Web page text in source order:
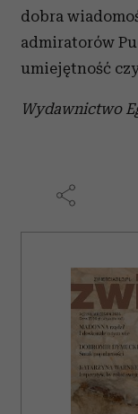
dobra
admiratorów
umiejętność
Wydawnictwo